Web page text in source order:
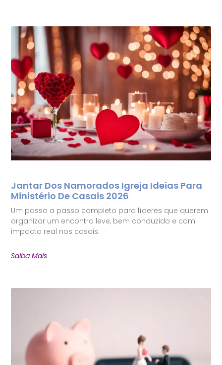
Jantar Dos Namorados Igreja Ideias Para
Ministério De Casais 2026
Um passo a passo completo para líderes que querem
organizar um encontro leve, bem conduzido e com
impacto real nos casais.
Saiba Mais